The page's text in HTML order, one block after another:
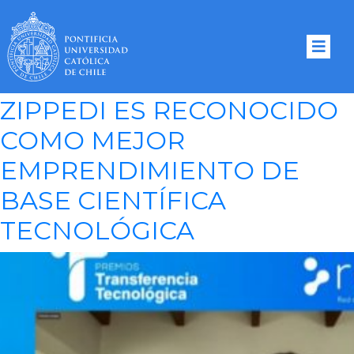
Tag Archives: RedGT
ZIPPEDI ES RECONOCIDO
COMO MEJOR
EMPRENDIMIENTO DE
BASE CIENTÍFICA
TECNOLÓGICA